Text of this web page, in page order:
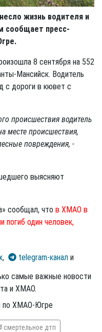
жизнь водителя и
сообщает пресс-
8 сентября на 552
Мансийск. Водитель
с дороги в кювет с
происшествия водитель
месте происшествия,
повреждения, -
выясняют
сообщал, что в ХМАО в
один человек,
, telegram-канал и
самые важные новости
и ХМАО.
по ХМАО-Югре
смертельное дтп